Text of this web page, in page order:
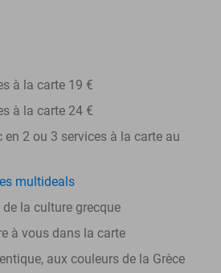
à la carte 19 €
à la carte 24 €
en 2 ou 3 services à la carte au
multideals
la culture grecque
à vous dans la carte
aux couleurs de la Grèce